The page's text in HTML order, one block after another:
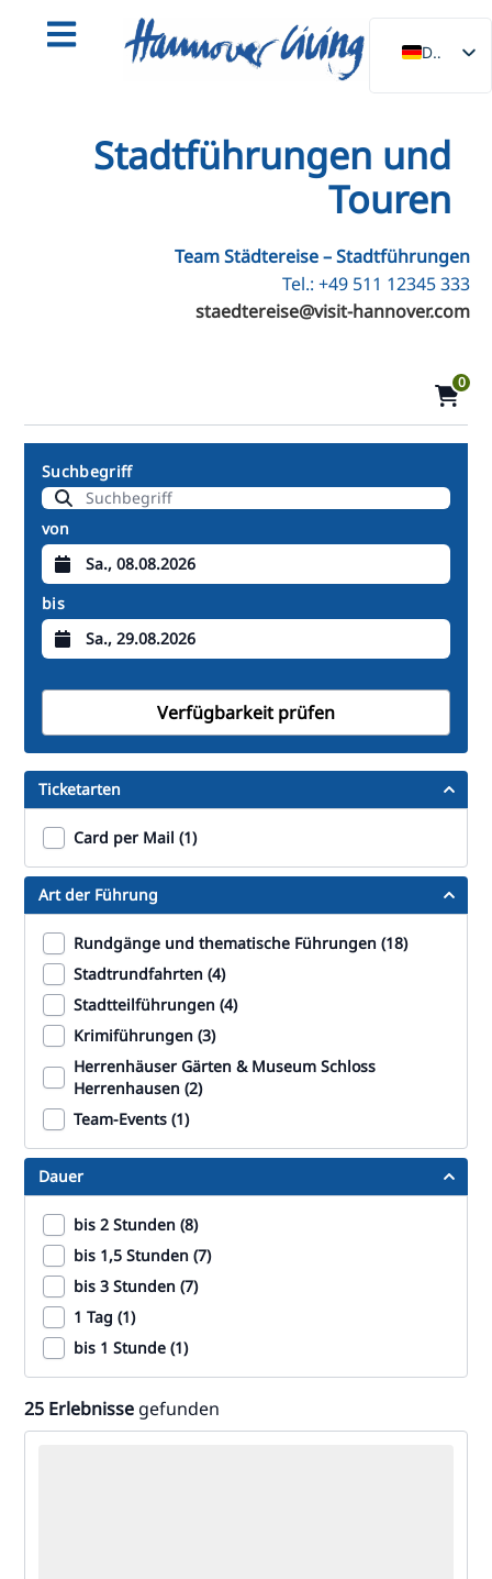
DE
EN
PL
ES
DA
SV
PT
TR
Stadtführungen und
Touren
Team Städtereise – Stadtführungen
Tel.: +49 511 12345 333
staedtereise@visit-hannover.com
0
Suchbegriff
von
bis
Verfügbarkeit prüfen
Ticketarten
Card per Mail (1)
Art der Führung
Rundgänge und thematische Führungen (18)
Stadtrundfahrten (4)
Stadtteilführungen (4)
Krimiführungen (3)
Herrenhäuser Gärten & Museum Schloss
Herrenhausen (2)
Team-Events (1)
Dauer
bis 2 Stunden (8)
bis 1,5 Stunden (7)
bis 3 Stunden (7)
1 Tag (1)
bis 1 Stunde (1)
25 Erlebnisse gefunden